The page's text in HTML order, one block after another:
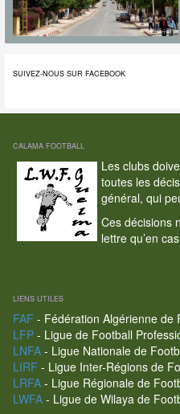
SUIVEZ-NOUS SUR FACEBOOK
CALAMA FOOTBALL
Les clubs
toutes les
général, qui
Ces décisions
lettre qu’en
LIENS UTILES
FAF - Fédération Algérienne de
LFP- Ligue de Football
LNFA- Ligue Nationale de
LIRF - Ligue Inter-Régions de
LRFA- Ligue Régionale de
LWFA- Ligue de Wilaya de